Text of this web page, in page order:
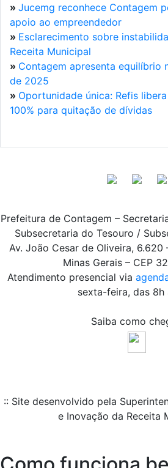
» Jucemg reconhece Contagem
apoio ao empreendedor
» Esclarecimento sobre
Receita Municipal
» Contagem apresenta equilíbrio
de 2025
» Oportunidade única: Refis
100% para quitação de dívidas
Prefeitura de Contagem –
Subsecretaria do Tesouro /
Av. João Cesar de Oliveira, 6.620
Minas Gerais – CEP
Atendimento presencial via
sexta-feira, das 8h
Saiba como
:: Site desenvolvido pela
e Inovação da Receita